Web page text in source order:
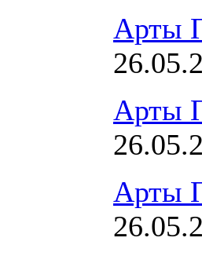
Арты
Арты
Арты